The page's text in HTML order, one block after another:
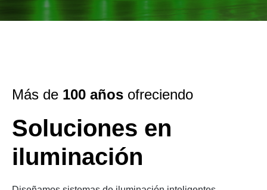
Más de 100 años ofreciendo
Soluciones en
iluminación